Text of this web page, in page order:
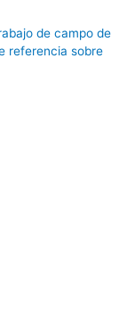
de campo de
referencia sobre